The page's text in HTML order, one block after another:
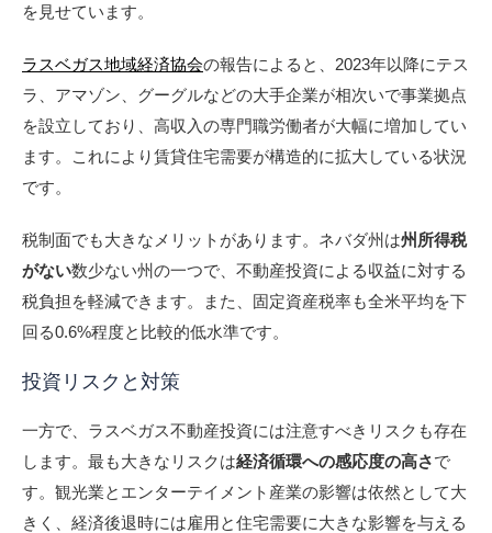
を見せています。
ラスベガス地域経済協会の報告によると、2023年以降にテス
ラ、アマゾン、グーグルなどの大手企業が相次いで事業拠点
を設立しており、高収入の専門職労働者が大幅に増加してい
ます。これにより賃貸住宅需要が構造的に拡大している状況
です。
税制面でも大きなメリットがあります。ネバダ州は州所得税
がない数少ない州の一つで、不動産投資による収益に対する
税負担を軽減できます。また、固定資産税率も全米平均を下
回る0.6%程度と比較的低水準です。
投資リスクと対策
一方で、ラスベガス不動産投資には注意すべきリスクも存在
します。最も大きなリスクは経済循環への感応度の高さで
す。観光業とエンターテイメント産業の影響は依然として大
きく、経済後退時には雇用と住宅需要に大きな影響を与える